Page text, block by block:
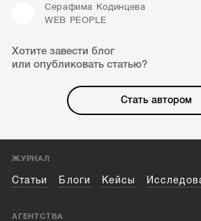
Серафима Кодинцева
WEB PEOPLE
Хотите завести блог
или опубликовать статью?
Стать автором
ЖУРНАЛ
Статьи Блоги Кейсы
АГЕНТСТВА